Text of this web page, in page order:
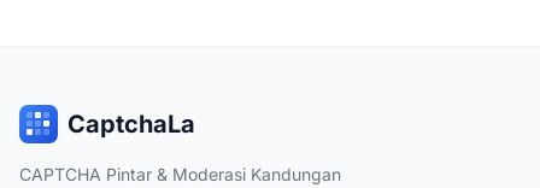
CaptchaLa
CAPTCHA Pintar & Moderasi Kandungan